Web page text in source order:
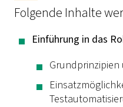
Folgende Inhalte
Einführung in das